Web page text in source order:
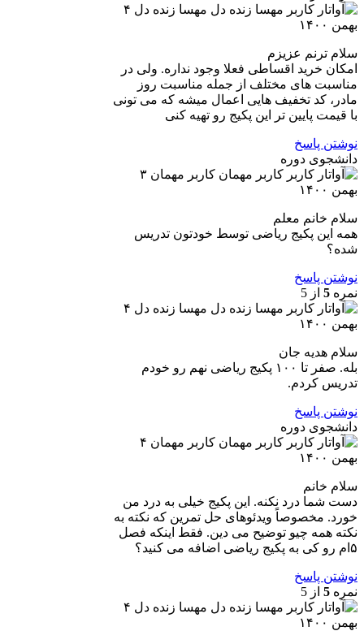
مهسا زنده دل ۴
بهمن ۱۴۰۰
سلام ترنم عزیزم
امکان خرید اقساطی فعلا وجود نداره. ولی در
مناسبت های مختلف از جمله مناسبت روز
مادر، کد تخفیف هایی اعمال میشه که می تونی
با قیمت پایین تر این پکیج رو تهیه کنی
نوشتن پاسخ
دانشجوی دوره
کاربر مهمان ۳
بهمن ۱۴۰۰
سلام خانم معلم
همه این پکیج ریاضی توسط خودتون تدریس
شده؟
نوشتن پاسخ
نمره 5 از 5
مهسا زنده دل ۴
بهمن ۱۴۰۰
سلام هدیه جان
بله. صفر تا ۱۰۰ پکیج ریاضی نهم رو خودم
تدریس کردم.
نوشتن پاسخ
دانشجوی دوره
کاربر مهمان ۴
بهمن ۱۴۰۰
سلام خانم
دست شما درد نکنه. این پکیج خیلی به درد من
خورد. مخصوصاً ویدئوهای حل تمرین که نکته به
نکته همه چیو توضیح می دین. فقط اینکه فصل
۵ام رو کی به پکیج ریاضی اضافه می کنید؟
نوشتن پاسخ
نمره 5 از 5
مهسا زنده دل ۴
بهمن ۱۴۰۰